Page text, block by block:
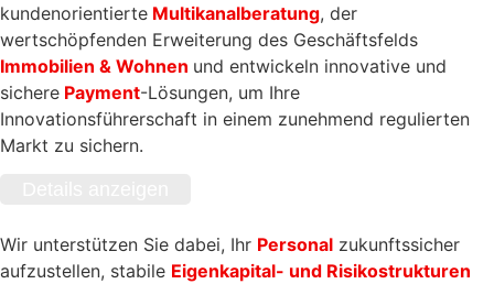
kundenorientierte Multikanalberatung, der
wertschöpfenden Erweiterung des Geschäftsfelds
Immobilien & Wohnen und entwickeln innovative und
sichere Payment-Lösungen, um Ihre
Innovationsführerschaft in einem zunehmend regulierten
Markt zu sichern.
Wir unterstützen Sie dabei, Ihr Personal zukunftssicher
aufzustellen, stabile Eigenkapital- und Risikostrukturen